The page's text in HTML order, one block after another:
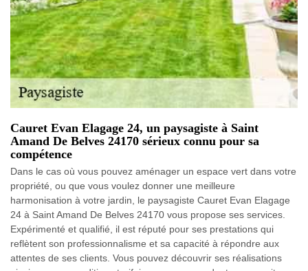
Cauret Evan Elagage 24, un paysagiste à Saint
Amand De Belves 24170 sérieux connu pour sa
compétence
Dans le cas où vous pouvez aménager un espace vert dans votre
propriété, ou que vous voulez donner une meilleure
harmonisation à votre jardin, le paysagiste Cauret Evan Elagage
24 à Saint Amand De Belves 24170 vous propose ses services.
Expérimenté et qualifié, il est réputé pour ses prestations qui
reflètent son professionnalisme et sa capacité à répondre aux
attentes de ses clients. Vous pouvez découvrir ses réalisations